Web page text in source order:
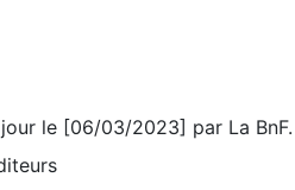
le [06/03/2023] par La BnF.